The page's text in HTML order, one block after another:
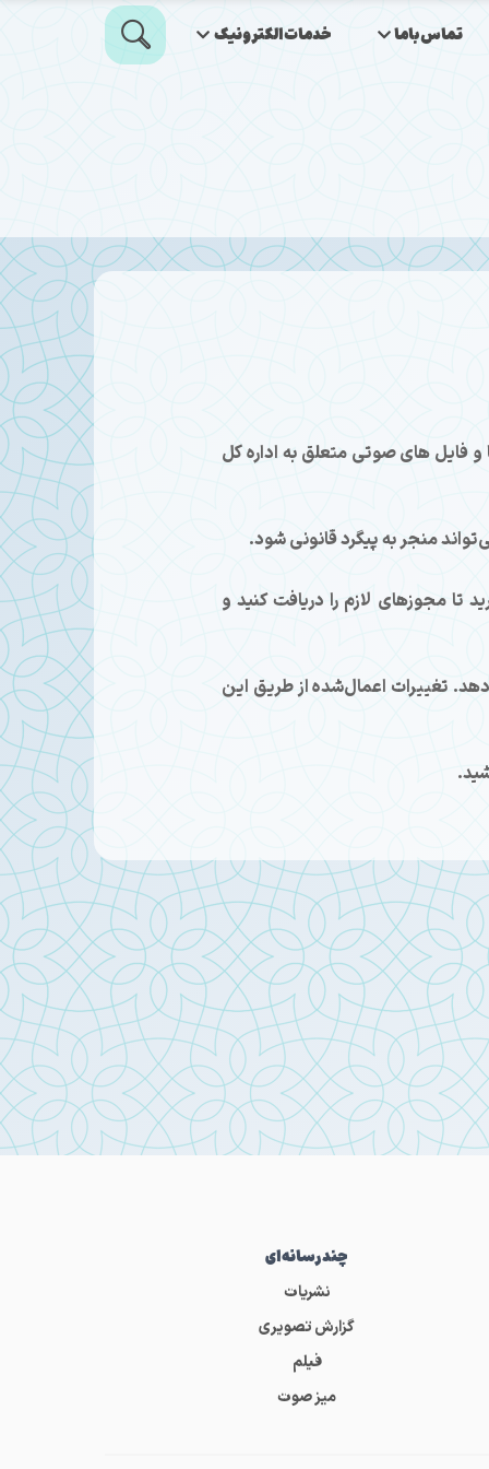
تماس‌باما خدمات‌الکترونیک
و فایل های صوتی متعلق به اداره کل
منجر به پیگرد قانونی شود.
تا مجوزهای لازم را دریافت کنید و
دهد. تغییرات اعمال‌شده از طریق این
چندرسانه‌ای
نشریات
گزارش تصویری
فیلم
میز صوت